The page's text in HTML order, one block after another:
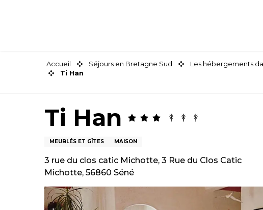
Accueil Séjours en Bretagne Sud Les hébergements
Ti Han
Ti Han
MEUBLÉS ET GÎTES MAISON
3 rue du clos catic Michotte, 3 Rue du Clos Catic
Michotte, 56860 Séné